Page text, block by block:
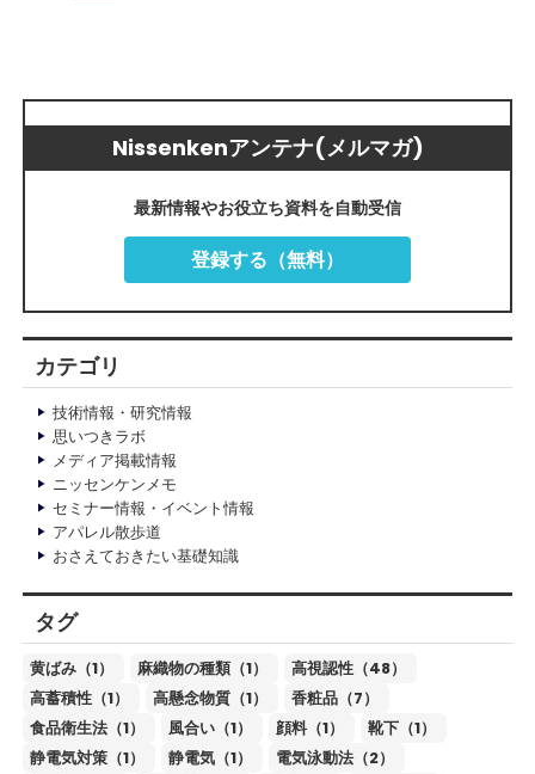
Nissenkenアンテナ(メルマガ)
最新情報やお役立ち資料を自動受信
登録する（無料）
カテゴリ
技術情報・研究情報
思いつきラボ
メディア掲載情報
ニッセンケンメモ
セミナー情報・イベント情報
アパレル散歩道
おさえておきたい基礎知識
タグ
黄ばみ（1） 麻織物の種類（1）
高視認性（48）
高蓄積性（1）
高懸念物質（1）
香粧品（7）
食品衛生法（1）
風合い（1） 顔料（1）
靴下（1）
静電気対策（1）
静電気（1）
電気泳動法（2）